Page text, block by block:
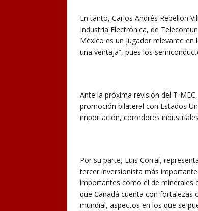
En tanto, Carlos Andrés Rebellon
Industria Electrónica, de
México es un jugador relevante en
una ventaja”, pues los
Ante la próxima revisión del T-
promoción bilateral con Estados
importación, corredores
Por su parte, Luis Corral,
tercer inversionista más
importantes como el de minerales
que Canadá cuenta con fortalezas
mundial, aspectos en los que se